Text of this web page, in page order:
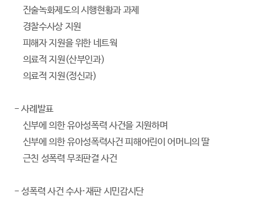
진술녹화제도의 시행현황과 과제
경찰수사상 지원
피해자 지원을 위한 네트웍
의료적 지원(산부인과)
의료적 지원(정신과)
- 사례발표
신부에 의한 유아성폭력 사건을 지원하며
신부에 의한 유아성폭력사건 피해어린이 어머니의 딸
근친 성폭력 무죄판결 사건
- 성폭력 사건 수사·재판 시민감시단